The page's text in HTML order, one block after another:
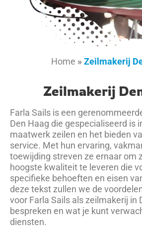
Home » Zeilmakerij
Zeilmakerij
Farla Sails is een
Den Haag die gespecialiseerd is
maatwerk zeilen en het bieden
service. Met hun ervaring,
toewijding streven ze ernaar om
hoogste kwaliteit te leveren die
specifieke behoeften en eisen
deze tekst zullen we de
voor Farla Sails als zeilmakerij in
bespreken en wat je kunt
diensten.